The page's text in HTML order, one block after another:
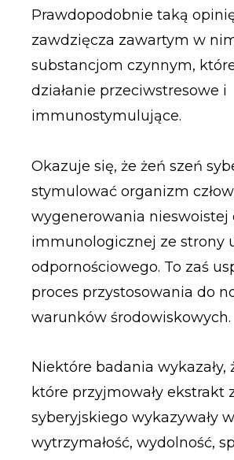
Prawdopodobnie taką
zawdzięcza zawartym w
substancjom czynnym,
działanie przeciwstresowe i
immunostymulujące.
Okazuje się, że żeń szeń
stymulować organizm
wygenerowania nieswoistej
immunologicznej ze strony
odpornościowego. To zaś
proces przystosowania do
warunków środowiskowych.
Niektóre badania wykazały,
które przyjmowały ekstrakt
syberyjskiego wykazywały
wytrzymałość, wydolność,